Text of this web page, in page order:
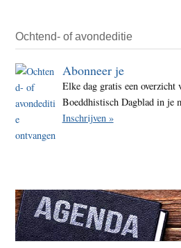
Ochtend- of avondeditie
Abonneer je
Elke dag gratis een overzicht
Boeddhistisch Dagblad in je
Inschrijven »